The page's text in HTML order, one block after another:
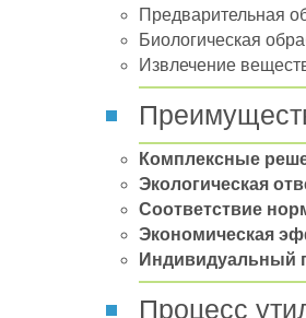
Предварительная
Биологическая
Извлечение
Комплексные
Экологическая
Соответствие
Экономическая
Индивидуальный
Процесс